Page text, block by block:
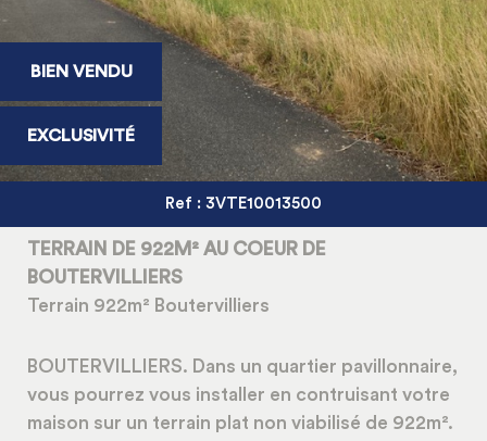
BIEN VENDU
EXCLUSIVITÉ
Ref : 3VTE10013500
TERRAIN DE 922M² AU COEUR DE
BOUTERVILLIERS
Terrain 922m² Boutervilliers
BOUTERVILLIERS. Dans un quartier pavillonnaire,
vous pourrez vous installer en contruisant votre
maison sur un terrain plat non viabilisé de 922m².